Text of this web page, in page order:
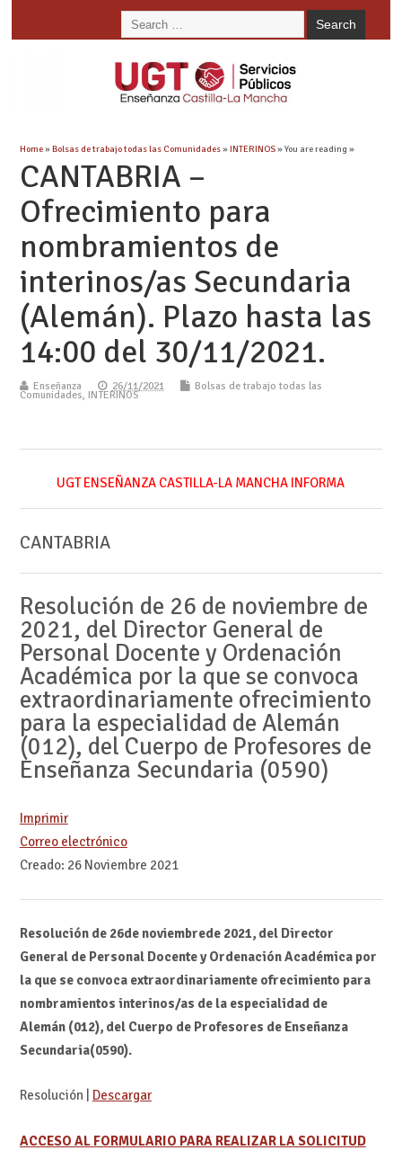
Home»Bolsas de trabajo todas las Comunidades»INTERINOS» You are reading »
CANTABRIA –
Ofrecimiento para
nombramientos de
interinos/as Secundaria
(Alemán). Plazo hasta las
14:00 del 30/11/2021.
Enseñanza 26/11/2021 Bolsas de trabajo todas las
Comunidades, INTERINOS
UGT ENSEÑANZA CASTILLA-LA MANCHA INFORMA
CANTABRIA
Resolución de 26 de noviembre de
2021, del Director General de
Personal Docente y Ordenación
Académica por la que se convoca
extraordinariamente ofrecimiento
para la especialidad de Alemán
(012), del Cuerpo de Profesores de
Enseñanza Secundaria (0590)
Imprimir
Correo electrónico
Creado: 26 Noviembre 2021
Resolución de 26de noviembrede 2021, del Director
General de Personal Docente y Ordenación Académica por
la que se convoca extraordinariamente ofrecimiento para
nombramientos interinos/as de la especialidad de
Alemán (012), del Cuerpo de Profesores de Enseñanza
Secundaria(0590).
Resolución | Descargar
ACCESO AL FORMULARIO PARA REALIZAR LA SOLICITUD